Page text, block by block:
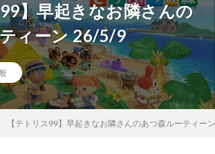
】早起きなお隣さんの
ィーン 26/5/9
【テトリス99】早起きなお隣さんのあつ森ルーティー